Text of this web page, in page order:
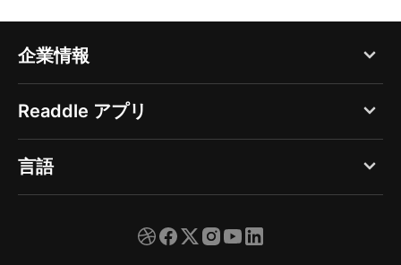
企業情報
ブログ
Readdle について
採用
Readdle アプリ
PDF Expert
Documents
言語